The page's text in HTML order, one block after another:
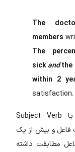
The
members
The
sickand
within 2
satisfaction.
Subject Verb
و بیش از یک
مطابقت داشته